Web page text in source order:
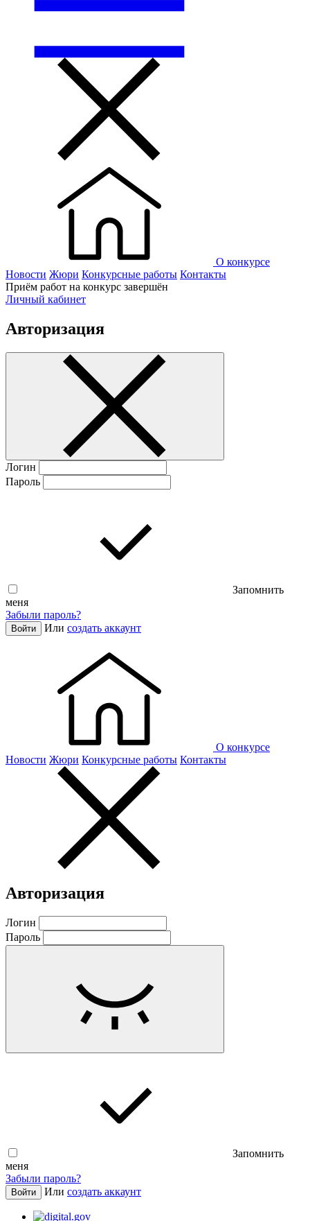
О конкурсе
Новости Жюри Конкурсные работы Контакты
Приём работ на конкурс завершён
Личный кабинет
Авторизация
Логин
Пароль
Запомнить
меня
Забыли пароль?
Войти Или создать аккаунт
О конкурсе
Новости Жюри Конкурсные работы Контакты
Авторизация
Логин
Пароль
Запомнить
меня
Забыли пароль?
Войти Или создать аккаунт